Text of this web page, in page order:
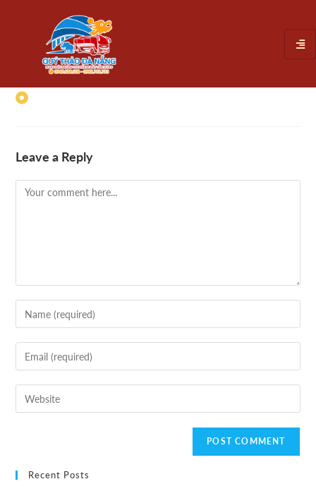
Leave a Reply
Recent Posts